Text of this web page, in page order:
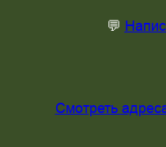
💬
Смотреть